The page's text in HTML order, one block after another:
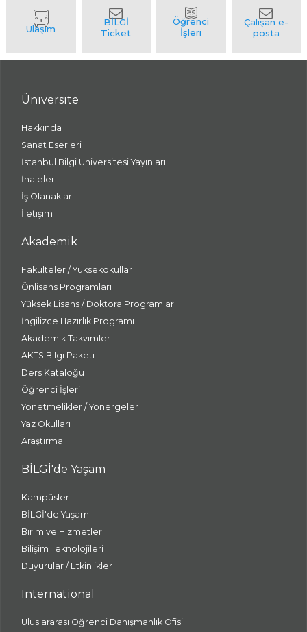
Üniversite
Hakkında
Sanat Eserleri
İstanbul Bilgi Üniversitesi Yayınları
İhaleler
İş Olanakları
İletişim
Akademik
Fakülteler / Yüksekokullar
Önlisans Programları
Yüksek Lisans / Doktora Programları
İngilizce Hazırlık Programı
Akademik Takvimler
AKTS Bilgi Paketi
Ders Kataloğu
Öğrenci İşleri
Yönetmelikler / Yönergeler
Yaz Okulları
Araştırma
BİLGİ'de Yaşam
Kampüsler
BİLGİ'de Yaşam
Birim ve Hizmetler
Bilişim Teknolojileri
Duyurular / Etkinlikler
International
Uluslararası Öğrenci Danışmanlık Ofisi